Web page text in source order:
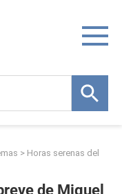
> Horas serenas del
de Miguel